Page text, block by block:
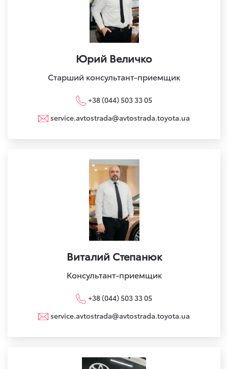
Юрий Величко
Старший консультант-приемщик
+38 (044) 503 33 05
service.avtostrada@avtostrada.toyota.ua
Виталий Степанюк
Консультант-приемщик
+38 (044) 503 33 05
service.avtostrada@avtostrada.toyota.ua